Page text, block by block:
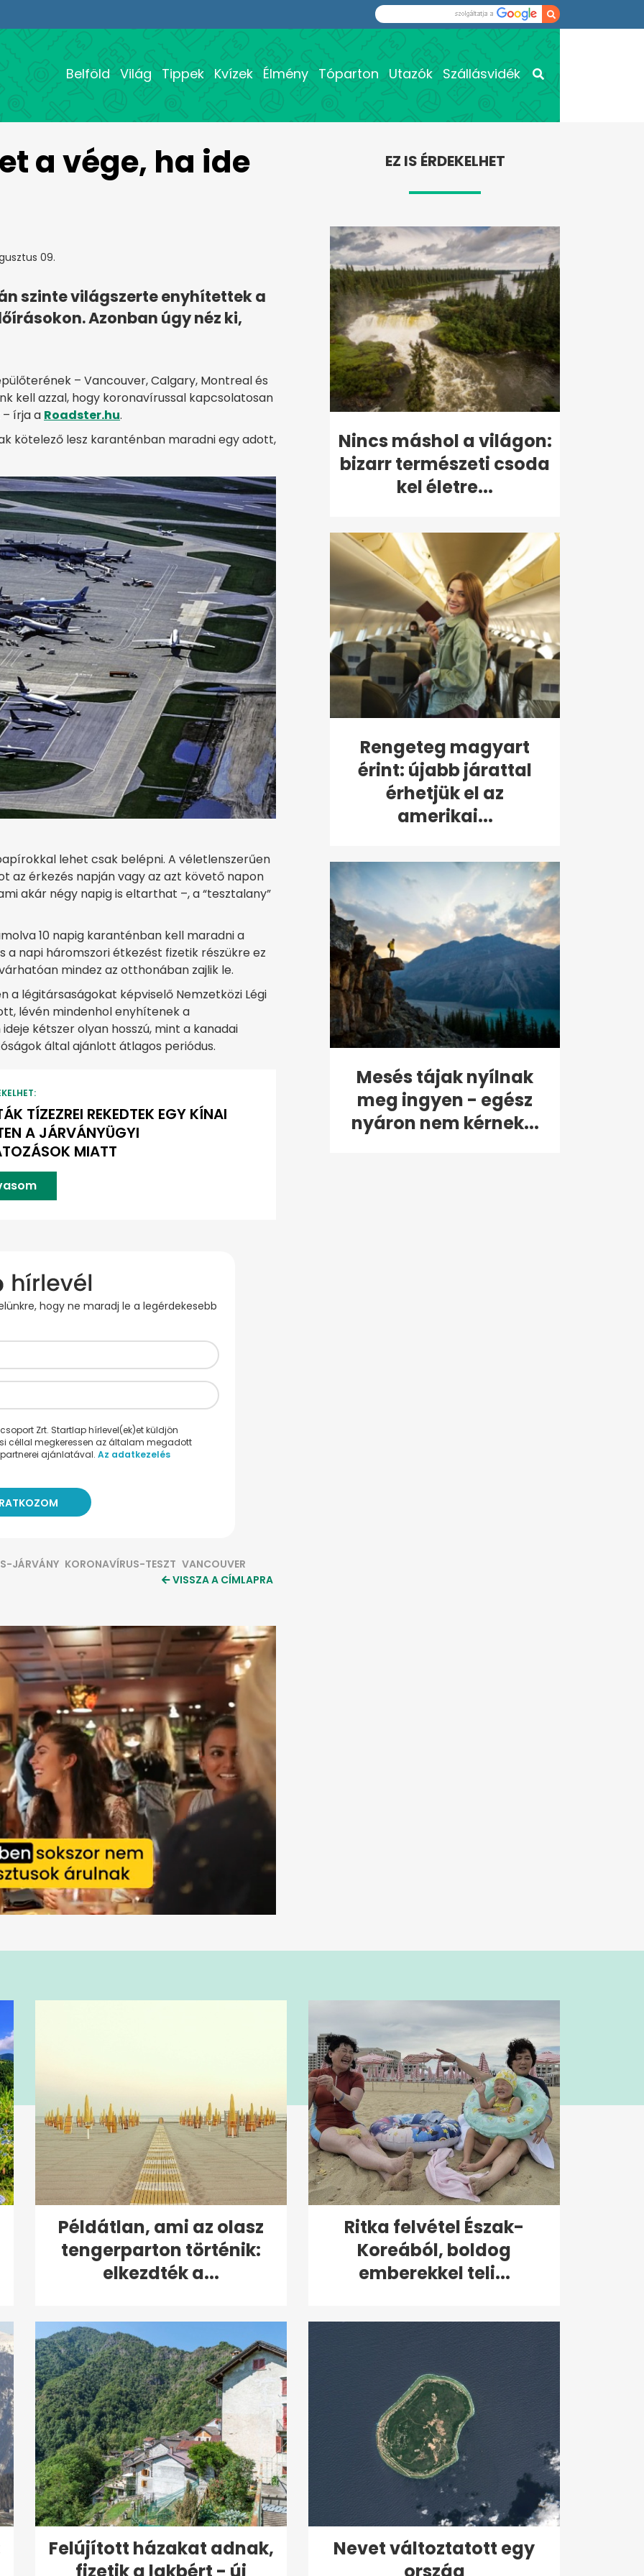
Belföld Világ Tippek Kvízek Élmény Tóparton Utazók Szállásvidék
a vége, ha ide
09.
szinte világszerte enyhítettek a
Azonban úgy néz ki,
– Vancouver, Calgary, Montreal és
kell azzal, hogy koronavírussal kapcsolatosan
írja a Roadster.hu.
kötelező lesz karanténban maradni egy adott,
lehet csak belépni. A véletlenszerűen
az érkezés napján vagy az azt követő napon
akár négy napig is eltarthat –, a “tesztalany”
10 napig karanténban kell maradni a
a napi háromszori étkezést fizetik részükre ez
mindez az otthonában zajlik le.
a légitársaságokat képviselő Nemzetközi Légi
lévén mindenhol enyhítenek a
kétszer olyan hosszú, mint a kanadai
által ajánlott átlagos periódus.
TÍZEZREI REKEDTEK EGY KÍNAI
A JÁRVÁNYÜGYI
MIATT
hogy ne maradj le a legérdekesebb
Zrt. Startlap hírlevel(ek)et küldjön
céllal megkeressen az általam megadott
ajánlatával. Az adatkezelés
JÁRVÁNY KORONAVÍRUS-TESZT VANCOUVER
VISSZA A CÍMLAPRA
EZ IS ÉRDEKELHET
Nincs máshol a világon:
bizarr természeti csoda
kel életre...
Rengeteg magyart
érint: újabb járattal
érhetjük el az
amerikai...
Mesés tájak nyílnak
meg ingyen - egész
nyáron nem kérnek...
Példátlan, ami az olasz
tengerparton történik:
elkezdték a...
Ritka felvétel Észak-
Koreából, boldog
emberekkel teli...
Felújított házakat adnak,
Nevet változtatott egy